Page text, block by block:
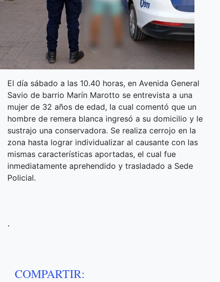
El día sábado a las 10.40 horas, en Avenida General
Savio de barrio Marín Marotto se entrevista a una
mujer de 32 años de edad, la cual comentó que un
hombre de remera blanca ingresó a su domicilio y le
sustrajo una conservadora. Se realiza cerrojo en la
zona hasta lograr individualizar al causante con las
mismas características aportadas, el cual fue
inmediatamente aprehendido y trasladado a Sede
Policial.
.
COMPARTIR: